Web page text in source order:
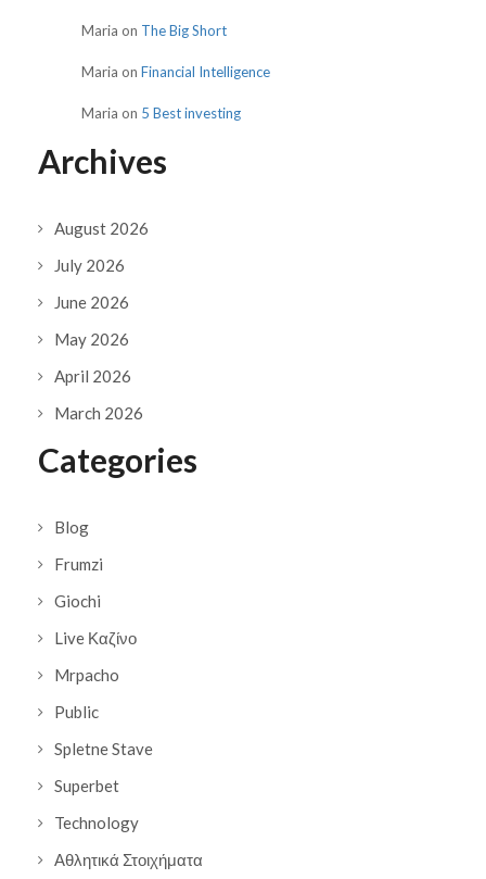
Maria on The Big Short
Maria on Financial Intelligence
Maria on 5 Best investing
Archives
August 2026
July 2026
June 2026
May 2026
April 2026
March 2026
Categories
Blog
Frumzi
Giochi
Live Καζίνο
Mrpacho
Public
Spletne Stave
Superbet
Technology
Αθλητικά Στοιχήματα